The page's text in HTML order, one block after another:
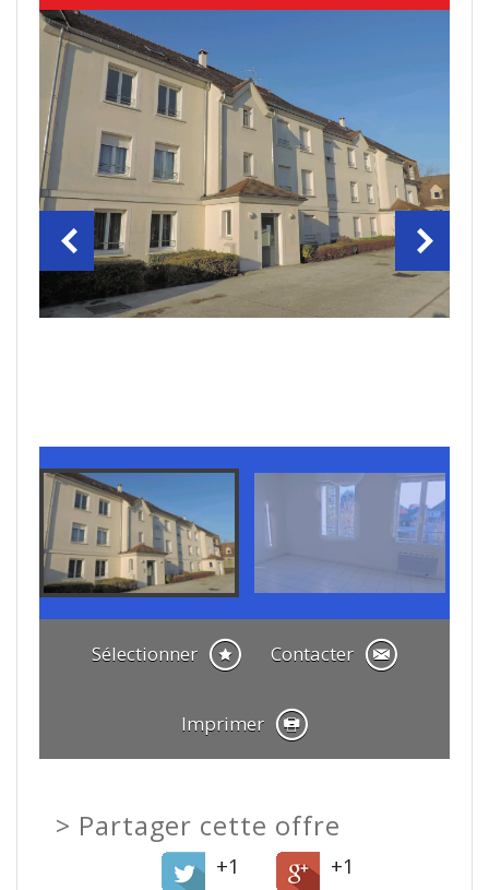
Sélectionner Contacter
Imprimer
Partager cette offre
+1 +1